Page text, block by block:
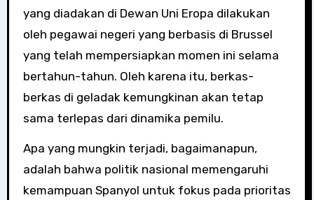
yang diadakan di Dewan Uni Eropa dilakukan
oleh pegawai negeri yang berbasis di Brussel
yang telah mempersiapkan momen ini selama
bertahun-tahun. Oleh karena itu, berkas-
berkas di geladak kemungkinan akan tetap
sama terlepas dari dinamika pemilu.
Apa yang mungkin terjadi, bagaimanapun,
adalah bahwa politik nasional memengaruhi
kemampuan Spanyol untuk fokus pada prioritas